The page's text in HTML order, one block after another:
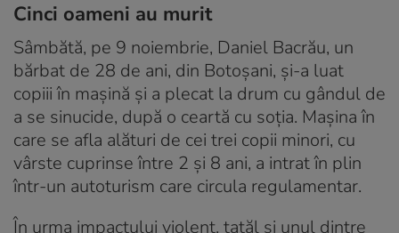
Cinci oameni au murit
Sâmbătă, pe 9 noiembrie, Daniel Bacrău, un
bărbat de 28 de ani, din Botoșani, și-a luat
copiii în mașină și a plecat la drum cu gândul de
a se sinucide, după o ceartă cu soţia. Mașina în
care se afla alături de cei trei copii minori, cu
vârste cuprinse între 2 și 8 ani, a intrat în plin
într-un autoturism care circula regulamentar.
În urma impactului violent, tatăl şi unul dintre